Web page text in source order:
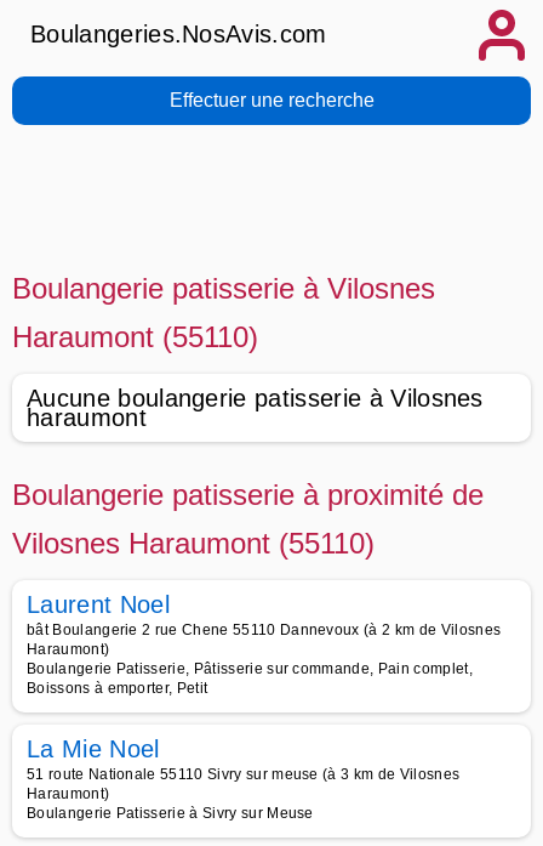
Boulangeries.NosAvis.com
Effectuer une recherche
Boulangerie patisserie à Vilosnes
Haraumont (55110)
Aucune boulangerie patisserie à Vilosnes
haraumont
Boulangerie patisserie à proximité de
Vilosnes Haraumont (55110)
Laurent Noel
bât Boulangerie 2 rue Chene 55110 Dannevoux (à 2 km de Vilosnes
Haraumont)
Boulangerie Patisserie, Pâtisserie sur commande, Pain complet,
Boissons à emporter, Petit
La Mie Noel
51 route Nationale 55110 Sivry sur meuse (à 3 km de Vilosnes
Haraumont)
Boulangerie Patisserie à Sivry sur Meuse